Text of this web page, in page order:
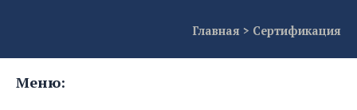
Главная > Сертификация
Меню: